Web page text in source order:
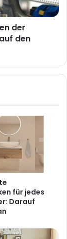
der
den
für jedes
Darauf